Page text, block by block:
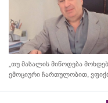
„თუ მასალის მიწოდება
ემოციური ჩართულობით,